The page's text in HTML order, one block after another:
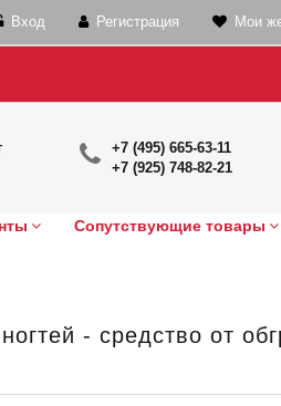
Вход Регистрация Мои
+7 (495) 665-63-11
+7 (925) 748-82-21
Сопутствующие товары
- средство от